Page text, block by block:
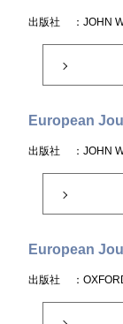
出版社 ：JOHN
European
出版社 ：JOHN
European
出版社 ：